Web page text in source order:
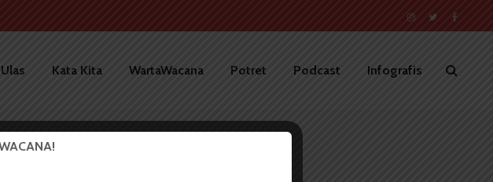
Ulas Kata Kita WartaWacana Potret Podcast Infografis